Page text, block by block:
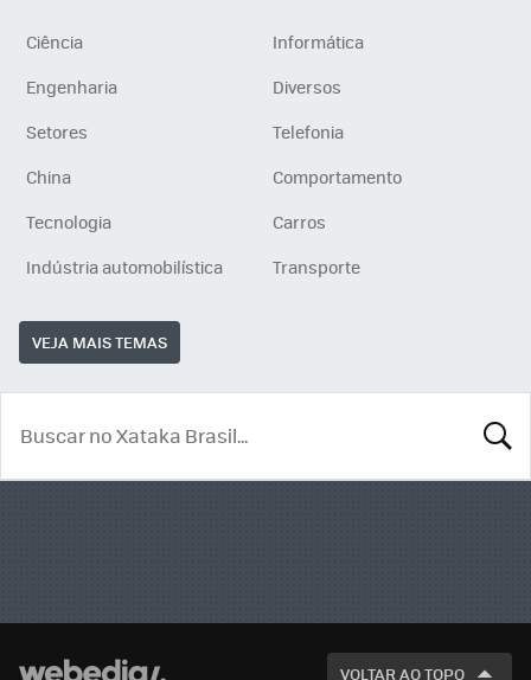
Ciência
Informática
Engenharia
Diversos
Setores
Telefonia
China
Comportamento
Tecnologia
Carros
Indústria automobilística
Transporte
VEJA MAIS TEMAS
VOLTAR AO TOPO